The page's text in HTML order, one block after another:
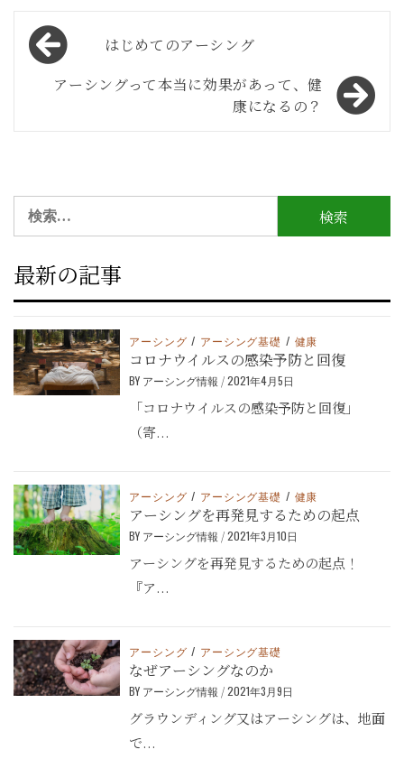
投
稿
シ
ョ
ン
はじめてのアーシング
アーシングって本当に効果があって、健
康になるの？
索:
最新の記事
アーシング / アーシング基礎 / 健康
コロナウイルスの感染予防と回復
BY アーシング情報 /2021年4月5日
「コロナウイルスの感染予防と回復」
（寄...
アーシング / アーシング基礎 / 健康
アーシングを再発見するための起点
BY アーシング情報 /2021年3月10日
アーシングを再発見するための起点！
『ア...
アーシング / アーシング基礎
なぜアーシングなのか
BY アーシング情報 /2021年3月9日
グラウンディング又はアーシングは、地面
で...